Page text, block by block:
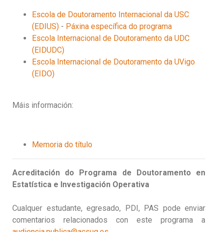
Escola de Doutoramento Internacional da USC
(EDIUS) - Páxina específica do programa
Escola Internacional de Doutoramento da UDC
(EIDUDC)
Escola Internacional de Doutoramento da UVigo
(EIDO)
Máis información:
Memoria do título
Acreditación do Programa de Doutoramento en
Estatística e Investigación Operativa
Cualquer estudante, egresado, PDI, PAS pode enviar
comentarios relacionados con este programa a